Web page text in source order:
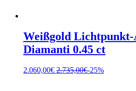
Weißgold
Diamanti 0.45 ct
2.060,00€ 2.735,00€-25%